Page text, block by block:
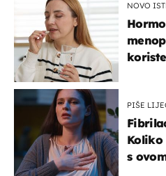
NOVO
PIŠE
Koliko
s